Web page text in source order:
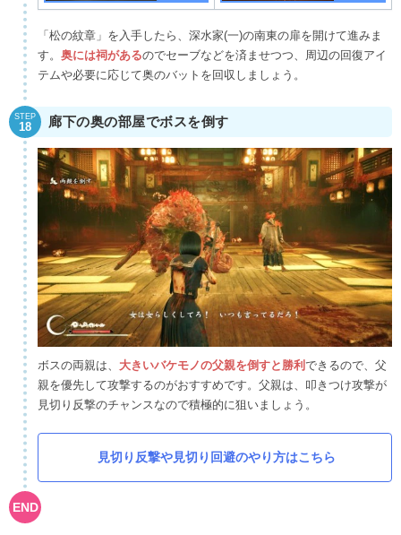
「松の紋章」を入手したら、深水家(一)の南東の扉を開けて進みま
す。 奥には祠があるのでセーブなどを済ませつつ、周辺の回復アイ
テムや必要に応じて奥のバットを回収しましょう。
STEP
18 廊下の奥の部屋でボスを倒す
ボスの両親は、 大きいバケモノの父親を倒すと勝利 できるので、父
親を優先して攻撃するのがおすすめです。父親は、叩きつけ攻撃が
見切り反撃のチャンスなので積極的に狙いましょう。
見切り反撃や見切り回避のやり方はこちら